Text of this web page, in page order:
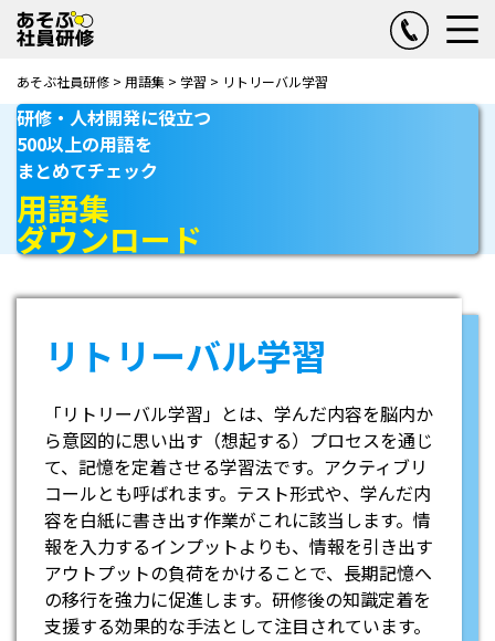
あそぶ社員研修 > 用語集 > 学習 > リトリーバル学習
研修・人材開発に役立つ
500以上の用語を
まとめてチェック
用語集
ダウンロード
リトリーバル学習
「リトリーバル学習」とは、学んだ内容を脳内か
ら意図的に思い出す（想起する）プロセスを通じ
て、記憶を定着させる学習法です。アクティブリ
コールとも呼ばれます。テスト形式や、学んだ内
容を白紙に書き出す作業がこれに該当します。情
報を入力するインプットよりも、情報を引き出す
アウトプットの負荷をかけることで、長期記憶へ
の移行を強力に促進します。研修後の知識定着を
支援する効果的な手法として注目されています。